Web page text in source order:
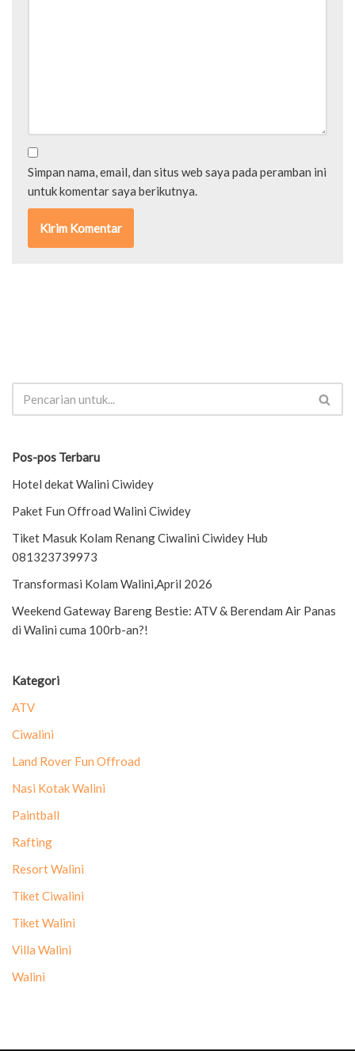
Simpan nama, email, dan situs web saya pada peramban ini
untuk komentar saya berikutnya.
Pos-pos Terbaru
Hotel dekat Walini Ciwidey
Paket Fun Offroad Walini Ciwidey
Tiket Masuk Kolam Renang Ciwalini Ciwidey Hub
081323739973
Transformasi Kolam Walini,April 2026
Weekend Gateway Bareng Bestie: ATV & Berendam Air Panas
di Walini cuma 100rb-an?!
Kategori
ATV
Ciwalini
Land Rover Fun Offroad
Nasi Kotak Walini
Paintball
Rafting
Resort Walini
Tiket Ciwalini
Tiket Walini
Villa Walini
Walini